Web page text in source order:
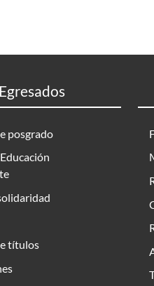
Egresados
posgrado
títulos